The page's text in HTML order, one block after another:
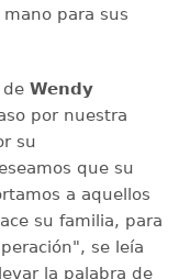
para sus
Wendy
por nuestra
su
que su
a aquellos
su familia, para
se leía
la palabra de